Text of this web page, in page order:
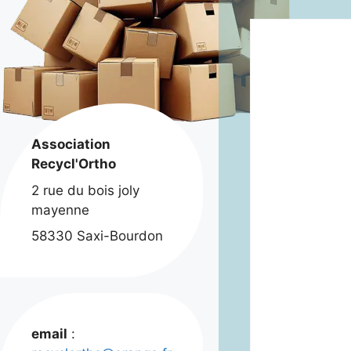
Association
Recycl'Ortho
2 rue du bois joly
mayenne
58330 Saxi-Bourdon
email :